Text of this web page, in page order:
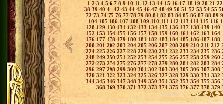
1 2 3 4 5 6 7 8 9 10 11 12 13 14 15 16 17 18 19 20 21
38 39 40 41 42 43 44 45 46 47 48 49 50 51 52 53 54 55
72 73 74 75 76 77 78 79 80 81 82 83 84 85 86 87 88 89
104 105 106 107 108 109 110 111 112 113 114 115 116
128 129 130 131 132 133 134 135 136 137 138 139 140
152 153 154 155 156 157 158 159 160 161 162 163 164
176 177 178 179 180 181 182 183 184 185 186 187 188
200 201 202 203 204 205 206 207 208 209 210 211 212
224 225 226 227 228 229 230 231 232 233 234 235 236
248 249 250 251 252 253 254 255 256 257 258 259 260
272 273 274 275 276 277 278 279 280 281 282 283 284
296 297 298 299 300 301 302 303 304 305 306 307 308
320 321 322 323 324 325 326 327 328 329 330 331 332
344 345 346 347 348 349 350 351 352 353 354 355 356
368 369 370 371 372 373 374 375 376 377 378 379